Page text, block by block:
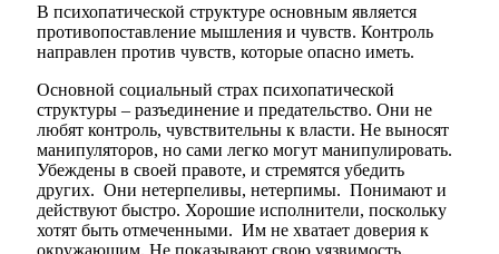
В психопатической структуре основным является
противо­поставление мышления и чувств. Контроль
направлен против чувств, которые опасно иметь.
Основной социальный страх психопатической
структуры – разъединение и предательство. Они не
любят контроль, чувствительны к власти. Не выносят
манипуляторов, но сами легко могут манипулировать.
Убеждены в своей правоте, и стремятся убедить
других. Они нетерпеливы, нетерпимы. Понимают и
действуют быстро. Хорошие исполнители, поскольку
хотят быть отмеченными. Им не хватает доверия к
окружающим. Не показывают свою уязвимость.